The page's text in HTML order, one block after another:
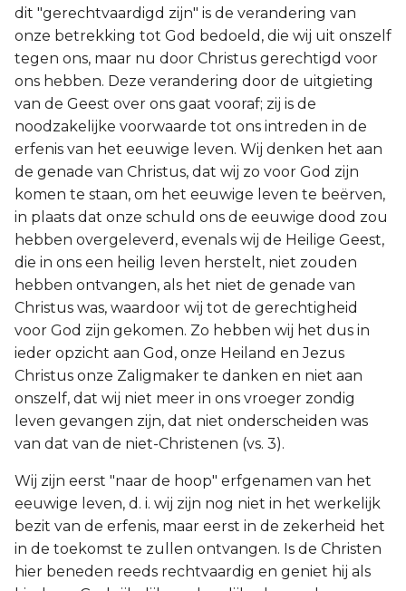
dit "gerechtvaardigd zijn" is de verandering van
onze betrekking tot God bedoeld, die wij uit onszelf
tegen ons, maar nu door Christus gerechtigd voor
ons hebben. Deze verandering door de uitgieting
van de Geest over ons gaat vooraf; zij is de
noodzakelijke voorwaarde tot ons intreden in de
erfenis van het eeuwige leven. Wij denken het aan
de genade van Christus, dat wij zo voor God zijn
komen te staan, om het eeuwige leven te beërven,
in plaats dat onze schuld ons de eeuwige dood zou
hebben overgeleverd, evenals wij de Heilige Geest,
die in ons een heilig leven herstelt, niet zouden
hebben ontvangen, als het niet de genade van
Christus was, waardoor wij tot de gerechtigheid
voor God zijn gekomen. Zo hebben wij het dus in
ieder opzicht aan God, onze Heiland en Jezus
Christus onze Zaligmaker te danken en niet aan
onszelf, dat wij niet meer in ons vroeger zondig
leven gevangen zijn, dat niet onderscheiden was
van dat van de niet-Christenen (vs. 3).
Wij zijn eerst "naar de hoop" erfgenamen van het
eeuwige leven, d. i. wij zijn nog niet in het werkelijk
bezit van de erfenis, maar eerst in de zekerheid het
in de toekomst te zullen ontvangen. Is de Christen
hier beneden reeds rechtvaardig en geniet hij als